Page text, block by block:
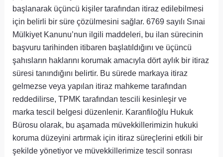
başlanarak üçüncü kişiler tarafından itiraz edilebilmesi
için belirli bir süre çözülmesini sağlar. 6769 sayılı Sınai
Mülkiyet Kanunu’nun ilgili maddeleri, bu ilan sürecinin
başvuru tarihinden itibaren başlatıldığını ve üçüncü
şahısların haklarını korumak amacıyla dört aylık bir itiraz
süresi tanındığını belirtir. Bu sürede markaya itiraz
gelmezse veya yapılan itiraz mahkeme tarafından
reddedilirse, TPMK tarafından tescili kesinleşir ve
marka tescil belgesi düzenlenir. Karanfiloğlu Hukuk
Bürosu olarak, bu aşamada müvekkillerimizin hukuki
koruma düzeyini artırmak için itiraz süreçlerini etkili bir
şekilde yönetiyor ve müvekkillerimize tescil sonrası